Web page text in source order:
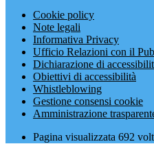
Cookie policy
Note legali
Informativa Privacy
Ufficio Relazioni con il
Dichiarazione di
Obiettivi di accessibilità
Whistleblowing
Gestione consensi cookie
Amministrazione
Pagina visualizzata 692